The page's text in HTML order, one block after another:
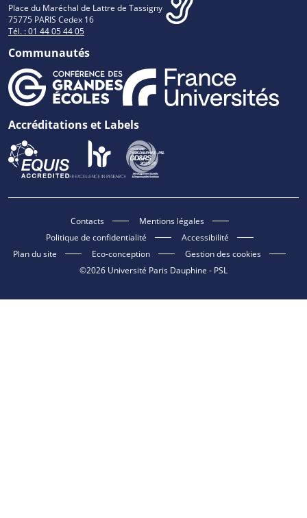
Place du Maréchal de Lattre de Tassigny
75775 PARIS Cedex 16
Tél. : 01 44 05 44 05
Communautés
Accréditations et Labels
Contacts
Mentions légales
Politique de confidentialité
Accessibilité
Plan du site
Eco-conception
Gestion des cookies
©2026 Université Paris Dauphine - PSL